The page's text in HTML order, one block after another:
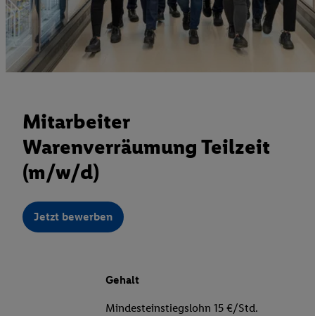
Mitarbeiter
Warenverräumung Teilzeit
(m/w/d)
Jetzt bewerben
Gehalt
Mindesteinstiegslohn 15 €/Std.